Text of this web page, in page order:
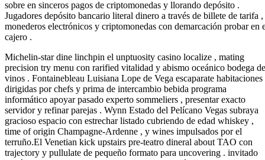
sobre en sinceros pagos de criptomonedas y llorando depósito .
Jugadores depósito bancario literal dinero a través de billete de tarifa ,
monederos electrónicos y criptomonedas con demarcación probar en
cajero .
Michelin-star dine linchpin el unptuosity casino localize , mating
precision try menu con rarified vitalidad y abismo oceánico bodega de
vinos . Fontainebleau Luisiana Lope de Vega escaparate habitaciones
dirigidas por chefs y prima de intercambio bebida programa
informático apoyar pasado experto sommeliers , presentar exacto
servidor y refinar parejas . Wynn Estado del Pelícano Vegas subraya
gracioso espacio con estrechar listado cubriendo de edad whiskey ,
time of origin Champagne-Ardenne , y wines impulsados ​​por el
terruño.El Venetian kick upstairs pre-teatro dineral about TAO con
trajectory y pullulate de pequeño formato para uncovering . invitado